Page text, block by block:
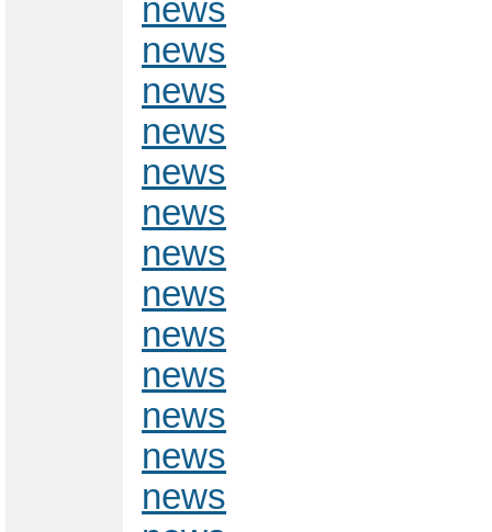
news
news
news
news
news
news
news
news
news
news
news
news
news